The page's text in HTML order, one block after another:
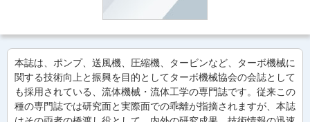
本誌は、ポンプ、送風機、圧縮機、タービンなど、ターボ機械に
関する技術向上と振興を目的としてターボ機械協会の会誌として
も採用されている、流体機械・流体工学の専門誌です。従来この
種の専門誌では研究面と実際面での乖離が指摘されますが、本誌